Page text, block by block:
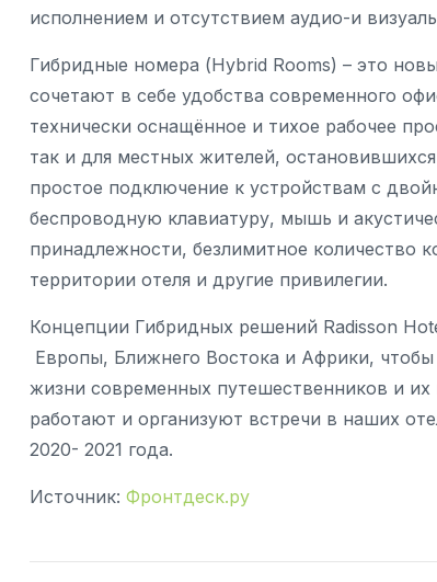
исполнением и отсутствием аудио-и
Гибридные номера (Hybrid Rooms) – это
сочетают в себе удобства современного
технически оснащённое и тихое рабочее
так и для местных жителей,
простое подключение к устройствам с
беспроводную клавиатуру, мышь и
принадлежности, безлимитное количество
территории отеля и другие привилегии.
Концепции Гибридных решений Radisson
Европы, Ближнего Востока и Африки,
жизни современных путешественников и
работают и организуют встречи в наших
2020- 2021 года.
Источник: Фронтдеск.ру